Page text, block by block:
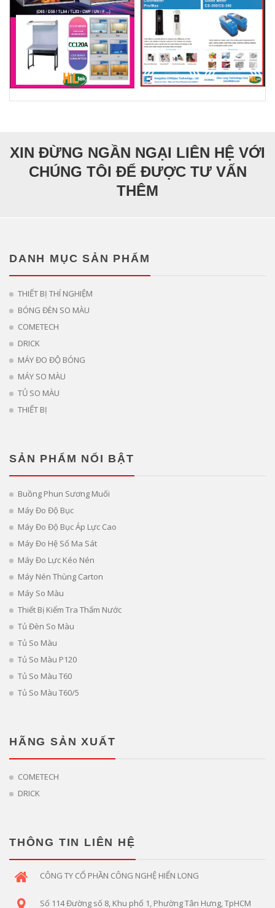
XIN ĐỪNG NGẦN NGẠI LIÊN HỆ VỚI
CHÚNG TÔI ĐỂ ĐƯỢC TƯ VẤN
THÊM
DANH MỤC SẢN PHẨM
THIẾT BỊ THÍ NGHIỆM
BÓNG ĐÈN SO MÀU
COMETECH
DRICK
MÁY ĐO ĐỘ BÓNG
MÁY SO MÀU
TỦ SO MÀU
THIẾT BỊ
SẢN PHẨM NỔI BẬT
Buồng Phun Sương Muối
Máy Đo Độ Bục
Máy Đo Độ Bục Áp Lực Cao
Máy Đo Hệ Số Ma Sát
Máy Đo Lực Kéo Nén
Máy Nén Thùng Carton
Máy So Màu
Thiết Bị Kiểm Tra Thấm Nước
Tủ Đèn So Màu
Tủ So Màu
Tủ So Màu P120
Tủ So Màu T60
Tủ So Màu T60/5
HÃNG SẢN XUẤT
COMETECH
DRICK
THÔNG TIN LIÊN HỆ
CÔNG TY CỔ PHẦN CÔNG NGHỆ HIỂN LONG
Số 114 Đường số 8, Khu phố 1, Phường Tân Hưng, TpHCM